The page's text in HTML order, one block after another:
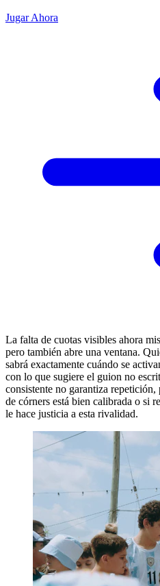
Jugar Ahora
La falta de cuotas visibles ahora
pero también abre una ventana.
sabrá exactamente cuándo se
con lo que sugiere el guion no
consistente no garantiza
de córners está bien calibrada o si
le hace justicia a esta rivalidad.